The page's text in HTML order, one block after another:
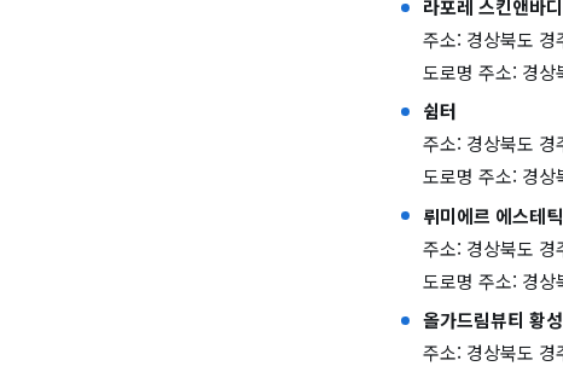
라포레 스킨앤바디
주소: 경상북도
도로명 주소: 경상
쉼터
주소: 경상북도 경
도로명 주소: 경상
뤼미에르 에스테틱
주소: 경상북도 경
도로명 주소: 경상
올가드림뷰티 황
주소: 경상북도